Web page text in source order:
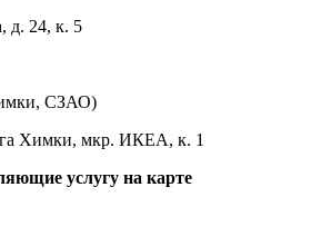
д. 24, к. 5
СЗАО)
Химки, мкр. ИКЕА, к. 1
услугу на карте